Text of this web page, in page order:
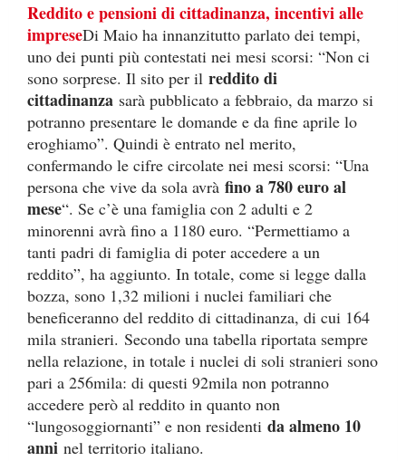
Reddito e pensioni di cittadinanza, incentivi alle
impreseDi Maio ha innanzitutto parlato dei tempi,
uno dei punti più contestati nei mesi scorsi: “Non ci
sono sorprese. Il sito per il reddito di
cittadinanza sarà pubblicato a febbraio, da marzo si
potranno presentare le domande e da fine aprile lo
eroghiamo”. Quindi è entrato nel merito,
confermando le cifre circolate nei mesi scorsi: “Una
persona che vive da sola avrà fino a 780 euro al
mese“. Se c’è una famiglia con 2 adulti e 2
minorenni avrà fino a 1180 euro. “Permettiamo a
tanti padri di famiglia di poter accedere a un
reddito”, ha aggiunto. In totale, come si legge dalla
bozza, sono 1,32 milioni i nuclei familiari che
beneficeranno del reddito di cittadinanza, di cui 164
mila stranieri. Secondo una tabella riportata sempre
nella relazione, in totale i nuclei di soli stranieri sono
pari a 256mila: di questi 92mila non potranno
accedere però al reddito in quanto non
“lungosoggiornanti” e non residenti da almeno 10
anni nel territorio italiano.